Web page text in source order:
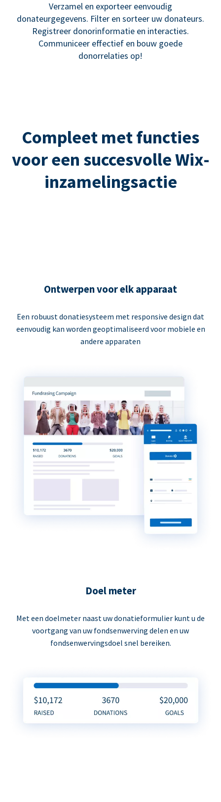
Verzamel en exporteer eenvoudig
donateurgegevens. Filter en sorteer uw donateurs.
Registreer donorinformatie en interacties.
Communiceer effectief en bouw goede
donorrelaties op!
Compleet met functies
voor een succesvolle Wix-
inzamelingsactie
Ontwerpen voor elk apparaat
Een robuust donatiesysteem met responsive design dat
eenvoudig kan worden geoptimaliseerd voor mobiele en
andere apparaten
Doel meter
Met een doelmeter naast uw donatieformulier kunt u de
voortgang van uw fondsenwerving delen en uw
fondsenwervingsdoel snel bereiken.